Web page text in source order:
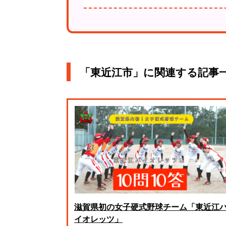
「東近江市」に関連する記事
滋賀県初の女子硬式野球チーム「東近江
イオレッツ」